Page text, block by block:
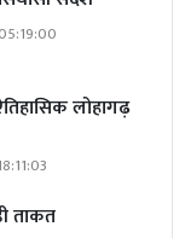
लोहागढ़
ताकत